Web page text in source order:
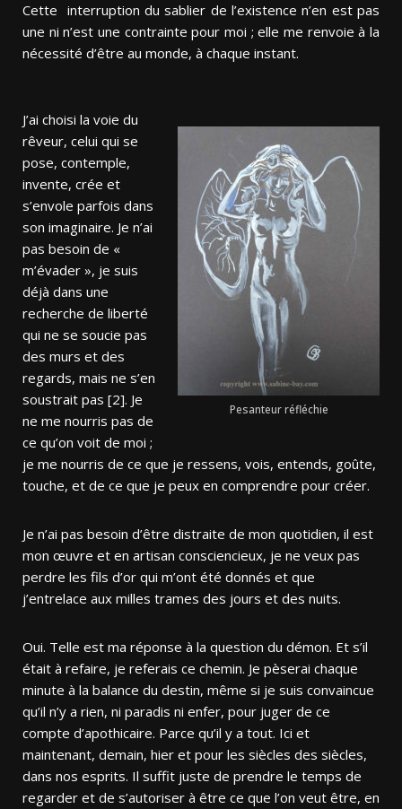
Cette interruption du sablier de l’existence n’en est pas
une ni n’est une contrainte pour moi ; elle me renvoie à la
nécessité d’être au monde, à chaque instant.
Pesanteur réfléchie
J’ai choisi la voie du
rêveur, celui qui se
pose, contemple,
invente, crée et
s’envole parfois dans
son imaginaire. Je n’ai
pas besoin de «
m’évader », je suis
déjà dans une
recherche de liberté
qui ne se soucie pas
des murs et des
regards, mais ne s’en
soustrait pas [2]. Je
ne me nourris pas de
ce qu’on voit de moi ;
je me nourris de ce que je ressens, vois, entends, goûte,
touche, et de ce que je peux en comprendre pour créer.
Je n’ai pas besoin d’être distraite de mon quotidien, il est
mon œuvre et en artisan consciencieux, je ne veux pas
perdre les fils d’or qui m’ont été donnés et que
j’entrelace aux milles trames des jours et des nuits.
Oui. Telle est ma réponse à la question du démon. Et s’il
était à refaire, je referais ce chemin. Je pèserai chaque
minute à la balance du destin, même si je suis convaincue
qu’il n’y a rien, ni paradis ni enfer, pour juger de ce
compte d’apothicaire. Parce qu’il y a tout. Ici et
maintenant, demain, hier et pour les siècles des siècles,
dans nos esprits. Il suffit juste de prendre le temps de
regarder et de s’autoriser à être ce que l’on veut être, en